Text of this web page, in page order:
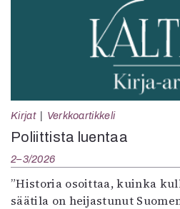
Kirjat Verkkoartikkeli
Poliittista luentaa
2–3/2026
”Historia osoittaa, kuinka
säätila on heijastunut